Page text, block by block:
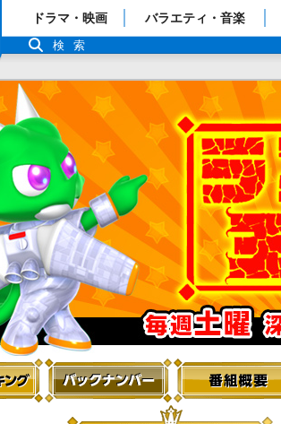
「TBSテレビ」トップページ
番組表
ドラマ・映画 バラエティ・音楽
検索